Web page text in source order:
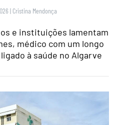
| Cristina Mendonça
e instituições lamentam
médico com um longo
à saúde no Algarve